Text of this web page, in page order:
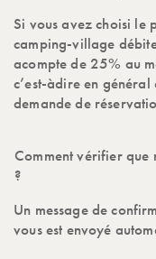
Si vous avez choisi le
camping-village
acompte de 25% au
c’est-àdire en
demande de
Comment vérifier que
?
Un message de
vous est envoyé